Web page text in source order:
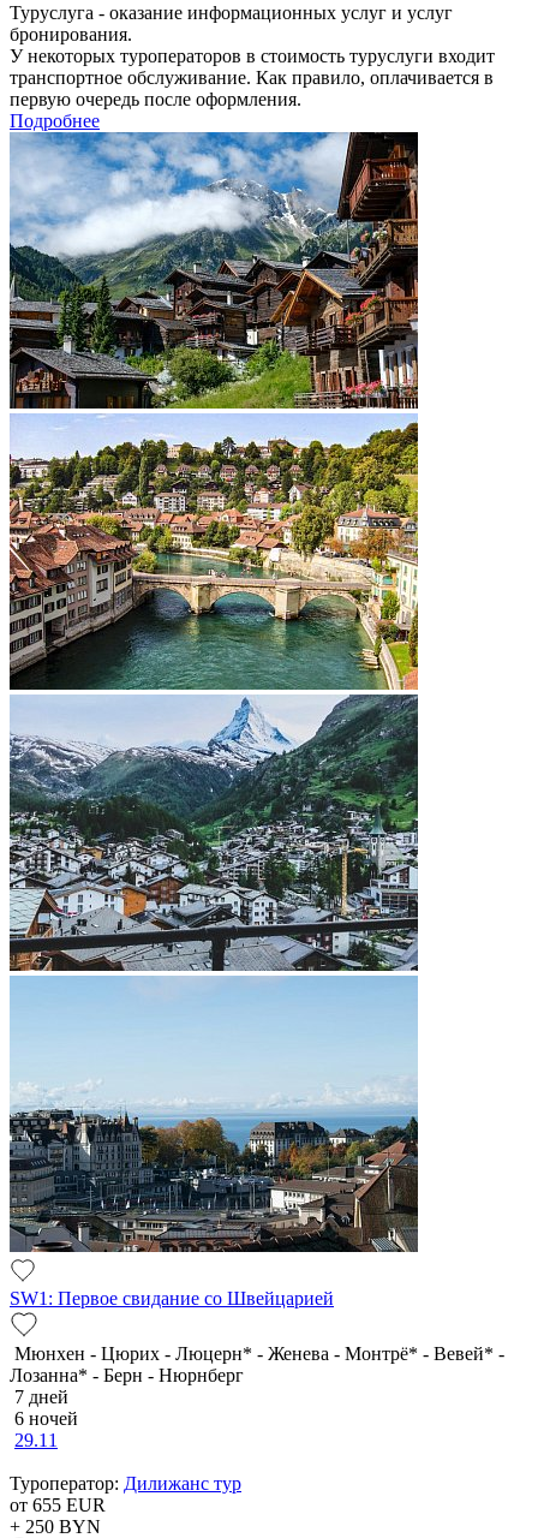
Туруслуга - оказание информационных услуг и услуг
бронирования.
У некоторых туроператоров в стоимость туруслуги входит
транспортное обслуживание. Как правило, оплачивается в
первую очередь после оформления.
Подробнее
SW1: Первое свидание со Швейцарией
Мюнхен - Цюрих - Люцерн* - Женева - Монтрё* - Вевей* -
Лозанна* - Берн - Нюрнберг
7 дней
6 ночей
29.11
Туроператор: Дилижанс тур
от 655 EUR
+ 250 BYN